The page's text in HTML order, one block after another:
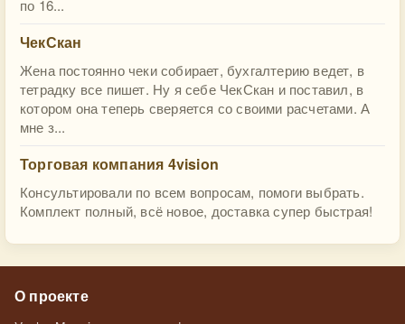
по 16...
ЧекСкан
Жена постоянно чеки собирает, бухгалтерию ведет, в
тетрадку все пишет. Ну я себе ЧекСкан и поставил, в
котором она теперь сверяется со своими расчетами. А
мне з...
Торговая компания 4vision
Консультировали по всем вопросам, помоги выбрать.
Комплект полный, всё новое, доставка супер быстрая!
О проекте